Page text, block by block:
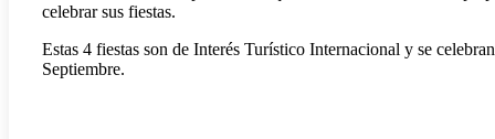
celebrar sus fiestas.
Estas 4 fiestas son de Interés Turístico Internacional y se
Septiembre.